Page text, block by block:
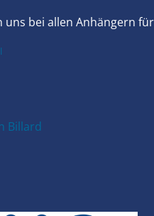
uns bei allen Anhängern
Billard